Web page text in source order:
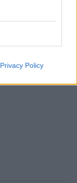
Privacy Policy